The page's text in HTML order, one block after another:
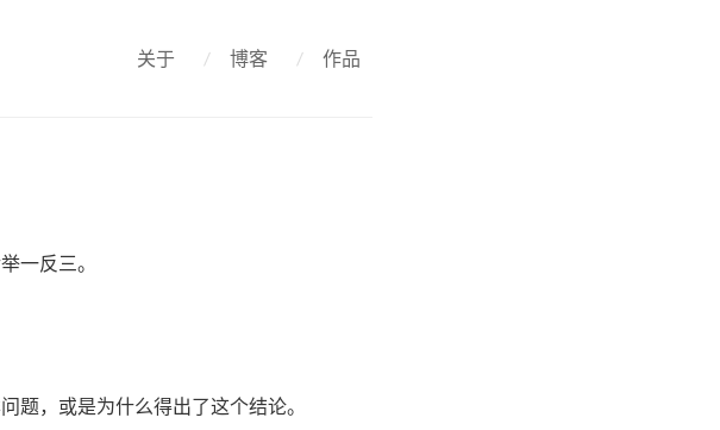
关于 / 博客 / 作品
一反三。
题，或是为什么得出了这个结论。